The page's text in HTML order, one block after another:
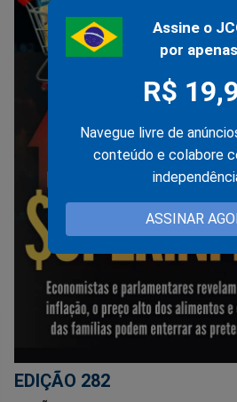
Assine o
por apenas
R$
Navegue livre de
conteúdo e colabore
ASSINAR
EDIÇÃO 282